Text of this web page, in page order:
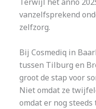
vanzelfsprekend
zelfzorg.
Bij Cosmediq in
tussen Tilburg en
groot de stap voor
Niet omdat ze
omdat er nog